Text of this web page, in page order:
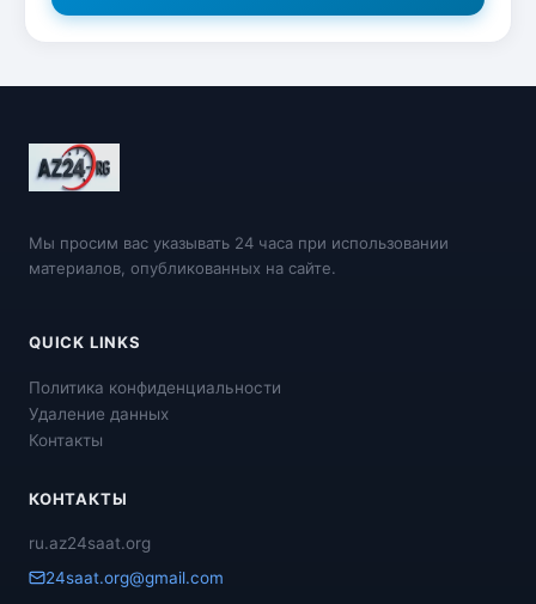
Мы просим вас указывать 24 часа при использовании
материалов, опубликованных на сайте.
QUICK LINKS
Политика конфиденциальности
Удаление данных
Контакты
КОНТАКТЫ
ru.az24saat.org
24saat.org@gmail.com